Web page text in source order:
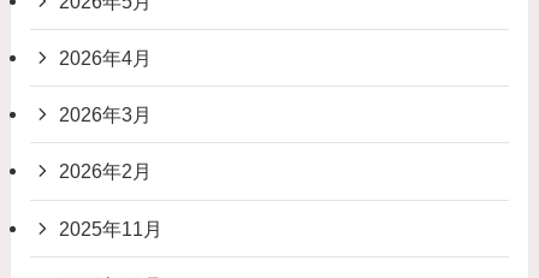
2026年4月
2026年3月
2026年2月
2025年11月